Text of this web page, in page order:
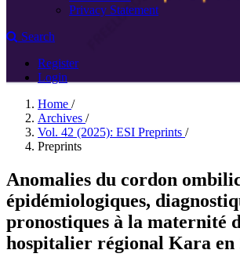
Privacy Statement
Search
Register
Login
Home /
Archives /
Vol. 42 (2025): ESI Preprints /
Preprints
Anomalies du cordon
épidémiologiques,
pronostiques à la maternité
hospitalier régional Kara en